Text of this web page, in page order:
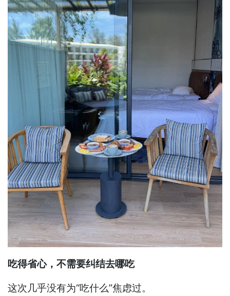
吃得省心，不需要纠结去哪吃
这次几乎没有为“吃什么”焦虑过。